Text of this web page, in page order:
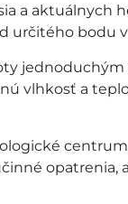
a aktuálnych
určitého bodu v
jednoduchým
vlhkosť a
opatrenia,